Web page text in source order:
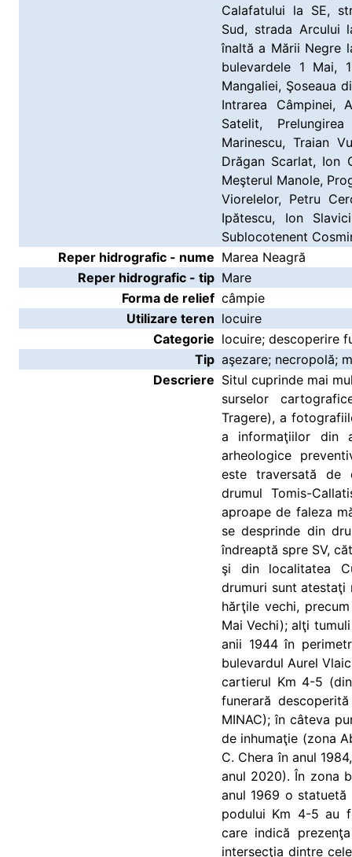
Calafatului la SE,
Sud, strada Arcului
înaltă a Mării Negre
bulevardele 1 Mai,
Mangaliei, Şoseaua
Intrarea Câmpinei,
Satelit,
Marinescu, Traian
Drăgan Scarlat, Ion
Meşterul Manole,
Viorelelor, Petru
Ipătescu, Ion
Sublocotenent
Reper hidrografic - nume Marea Neagră
Reper hidrografic - tip Mare
Forma de relief câmpie
Utilizare teren locuire
Categorie locuire; descoperire
Tip aşezare; necropolă;
Descriere Situl cuprinde mai
surselor
Tragere), a
a informaţiilor din
arheologice
este traversată de
drumul Tomis-
aproape de faleza
se desprinde din
îndreaptă spre SV,
şi din localitatea
drumuri sunt atestaţi
hărţile vechi,
Mai Vechi); alţi
anii 1944 în
bulevardul Aurel
cartierul Km 4-5
funerară
MINAC); în câteva
de inhumaţie (zona
C. Chera în anul
anul 2020). În zona
anul 1969 o
podului Km 4-5 au
care indică
intersecţia dintre